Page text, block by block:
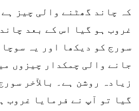
کہ چاند گھٹنے والی چیز
غروب ہو گیا اس کے بعد
سورج کو دیکھا اور یہ
جانے والی چمکدار چیزوں
زیادہ روشن ہے۔ بالآخر
گیا تو آپ نے فرمایا غروب